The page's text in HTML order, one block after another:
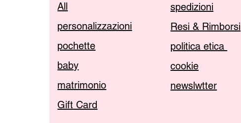
All
personalizzazioni
pochette
baby
matrimonio
Gift Card
spedizioni
Resi & Rimborsi
politica etica
cookie
newslwtter